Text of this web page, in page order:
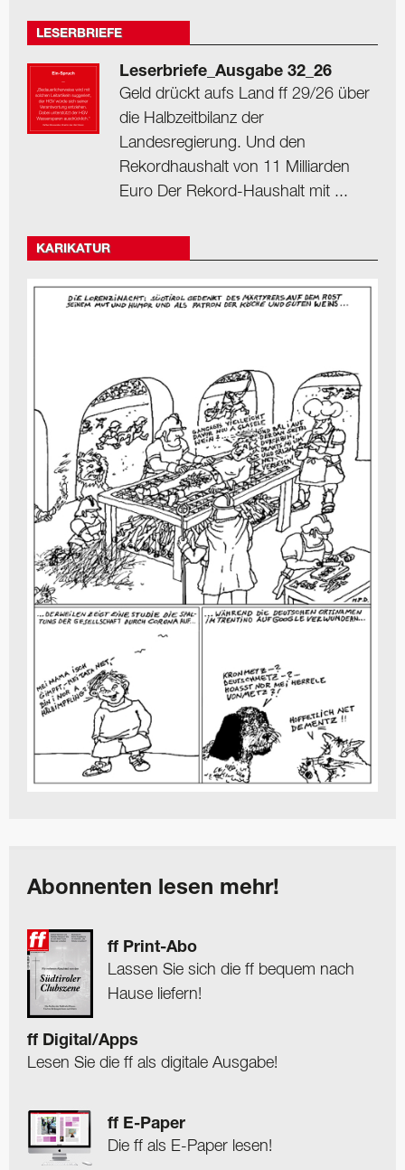
LESERBRIEFE
Leserbriefe_Ausgabe 32_26
Geld drückt aufs Land ff 29/26 über
die Halbzeitbilanz der
Landesregierung. Und den
Rekordhaushalt von 11 Milliarden
Euro Der Rekord-Haushalt mit ...
KARIKATUR
Abonnenten lesen mehr!
ff Print-Abo
Lassen Sie sich die ff bequem nach
Hause liefern!
ff Digital/Apps
Lesen Sie die ff als digitale Ausgabe!
ff E-Paper
Die ff als E-Paper lesen!